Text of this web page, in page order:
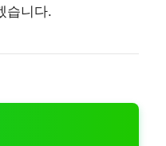
습니다.